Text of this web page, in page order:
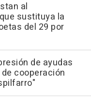
al
sustituya la
del 29 por
de ayudas
cooperación